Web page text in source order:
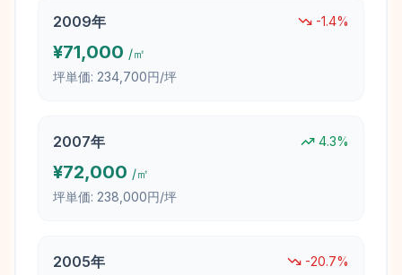
2009年 -1.4%
¥71,000 /㎡
坪単価: 234,700円/坪
2007年 4.3%
¥72,000 /㎡
坪単価: 238,000円/坪
2005年 -20.7%